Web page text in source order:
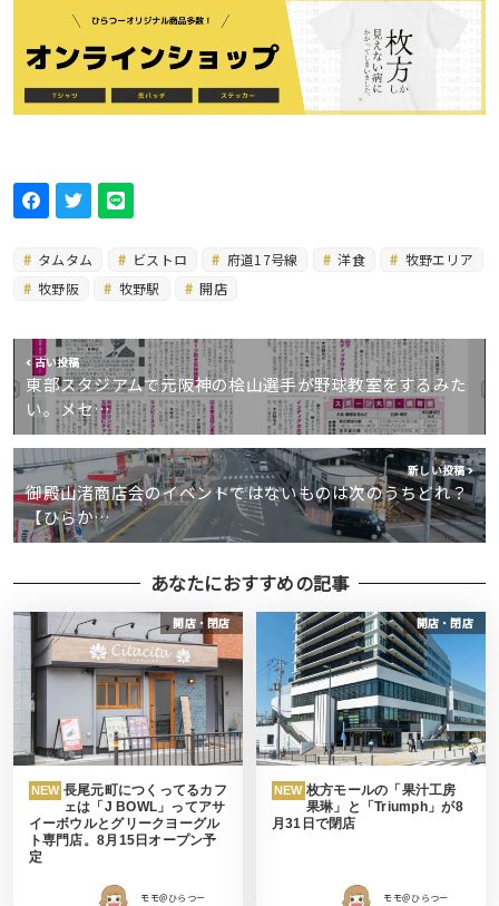
タムタム ビストロ 府道17号線 洋食
牧野エリア
牧野阪
牧野駅 開店
古い投稿
東部スタジアムで元阪神の桧山選手が野球教室をするみた
い。メセ…
新しい投稿
御殿山渚商店会のイベントではないものは次のうちどれ？
【ひらか…
あなたにおすすめの記事
開店・閉店
NEW 長尾元町につくってるカフ
ェは「J BOWL」ってアサ
イーボウルとグリークヨーグル
ト専門店。8月15日オープン予
定
モモ＠ひらつー
開店・閉店
NEW 枚方モールの「果汁工房
果琳」と「Triumph」が8
月31日で閉店
モモ＠ひらつー